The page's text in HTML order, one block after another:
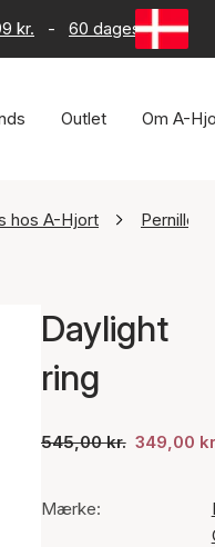
kr. - 60 dages returret
Outlet Om A-
hos A-Hjort Pernille
Daylight
ring
545,00 kr. 349,00
Mærke: